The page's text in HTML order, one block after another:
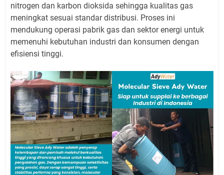
nitrogen dan karbon dioksida sehingga kualitas gas
meningkat sesuai standar distribusi. Proses ini
mendukung operasi pabrik gas dan sektor energi untuk
memenuhi kebutuhan industri dan konsumen dengan
efisiensi tinggi.